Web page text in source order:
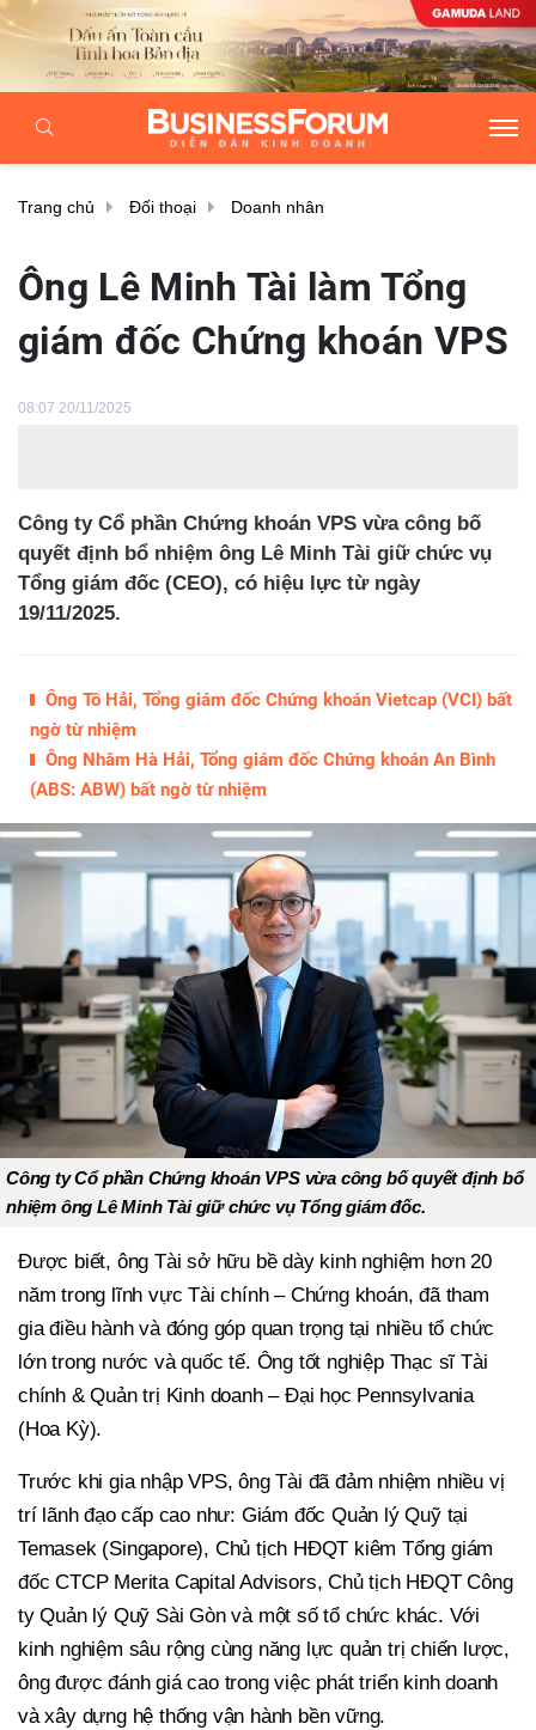
Trang chủ Đối thoại Doanh nhân
Ông Lê Minh Tài làm Tổng
giám đốc Chứng khoán VPS
08:07 20/11/2025
Công ty Cổ phần Chứng khoán VPS vừa công bố
quyết định bổ nhiệm ông Lê Minh Tài giữ chức vụ
Tổng giám đốc (CEO), có hiệu lực từ ngày
19/11/2025.
Ông Tô Hải, Tổng giám đốc Chứng khoán Vietcap (VCI) bất
ngờ từ nhiệm
Ông Nhâm Hà Hải, Tổng giám đốc Chứng khoán An Bình
(ABS: ABW) bất ngờ từ nhiệm
Công ty Cổ phần Chứng khoán VPS vừa công bố quyết định bổ
nhiệm ông Lê Minh Tài giữ chức vụ Tổng giám đốc.
Được biết, ông Tài sở hữu bề dày kinh nghiệm hơn 20
năm trong lĩnh vực Tài chính – Chứng khoán, đã tham
gia điều hành và đóng góp quan trọng tại nhiều tổ chức
lớn trong nước và quốc tế. Ông tốt nghiệp Thạc sĩ Tài
chính & Quản trị Kinh doanh – Đại học Pennsylvania
(Hoa Kỳ).
Trước khi gia nhập VPS, ông Tài đã đảm nhiệm nhiều vị
trí lãnh đạo cấp cao như: Giám đốc Quản lý Quỹ tại
Temasek (Singapore), Chủ tịch HĐQT kiêm Tổng giám
đốc CTCP Merita Capital Advisors, Chủ tịch HĐQT Công
ty Quản lý Quỹ Sài Gòn và một số tổ chức khác. Với
kinh nghiệm sâu rộng cùng năng lực quản trị chiến lược,
ông được đánh giá cao trong việc phát triển kinh doanh
và xây dựng hệ thống vận hành bền vững.